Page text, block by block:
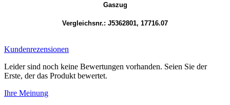
Gaszug
Vergleichsnr.: J5362801, 17716.07
Kundenrezensionen
Leider sind noch keine Bewertungen vorhanden. Seien Sie der
Erste, der das Produkt bewertet.
Ihre Meinung